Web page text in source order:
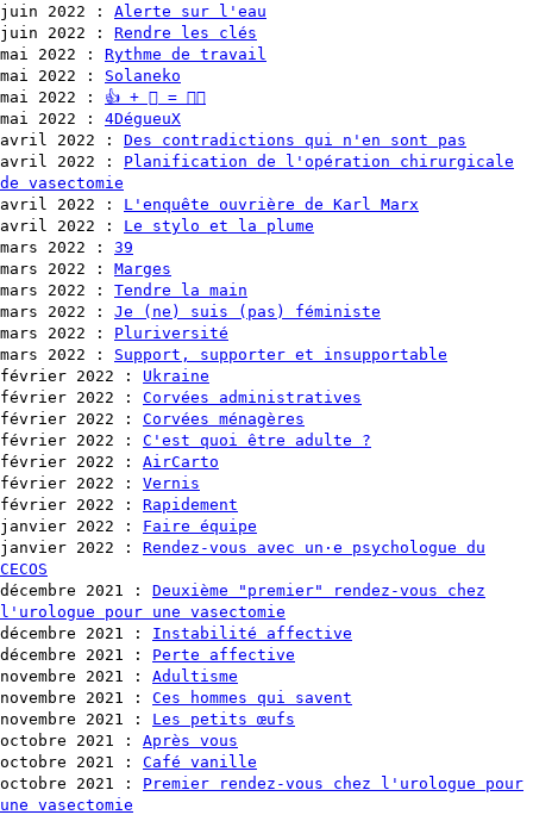
juin 2022
:
Alerte sur l'eau
juin 2022
:
Rendre les clés
mai 2022
:
Rythme de travail
mai 2022
:
Solaneko
mai 2022
:
👍 + 🏻 = 👍🏻
mai 2022
:
4DégueuX
avril 2022
:
Des contradictions qui n'en sont pas
avril 2022
:
Planification de l'opération chirurgicale
de vasectomie
avril 2022
:
L'enquête ouvrière de Karl Marx
avril 2022
:
Le stylo et la plume
mars 2022
:
39
mars 2022
:
Marges
mars 2022
:
Tendre la main
mars 2022
:
Je (ne) suis (pas) féministe
mars 2022
:
Pluriversité
mars 2022
:
Support, supporter et insupportable
février 2022
:
Ukraine
février 2022
:
Corvées administratives
février 2022
:
Corvées ménagères
février 2022
:
C'est quoi être adulte ?
février 2022
:
AirCarto
février 2022
:
Vernis
février 2022
:
Rapidement
janvier 2022
:
Faire équipe
janvier 2022
:
Rendez-vous avec un·e psychologue du
CECOS
décembre 2021
:
Deuxième "premier" rendez-vous chez
l'urologue pour une vasectomie
décembre 2021
:
Instabilité affective
décembre 2021
:
Perte affective
novembre 2021
:
Adultisme
novembre 2021
:
Ces hommes qui savent
novembre 2021
:
Les petits œufs
octobre 2021
:
Après vous
octobre 2021
:
Café vanille
octobre 2021
:
Premier rendez-vous chez l'urologue pour
une vasectomie